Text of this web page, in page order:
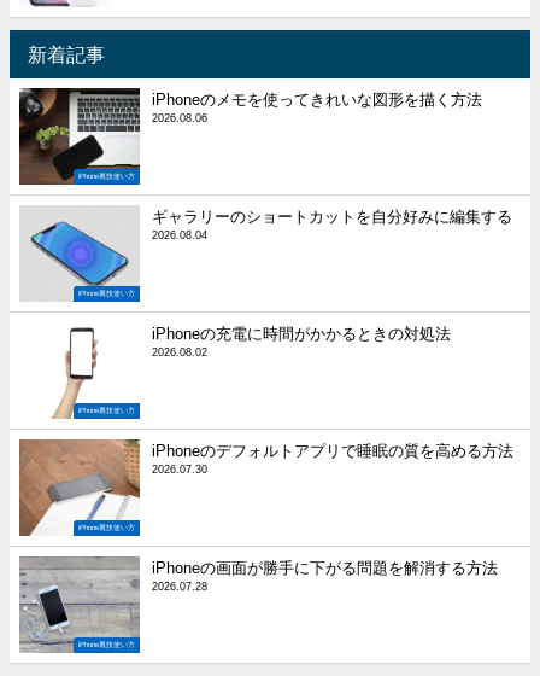
新着記事
iPhone裏技使い方
iPhoneのメモを使ってきれいな図形を描く方法
2026.08.06
iPhone裏技使い方
ギャラリーのショートカットを自分好みに編集する
2026.08.04
iPhone裏技使い方
iPhoneの充電に時間がかかるときの対処法
2026.08.02
iPhone裏技使い方
iPhoneのデフォルトアプリで睡眠の質を高める方法
2026.07.30
iPhone裏技使い方
iPhoneの画面が勝手に下がる問題を解消する方法
2026.07.28